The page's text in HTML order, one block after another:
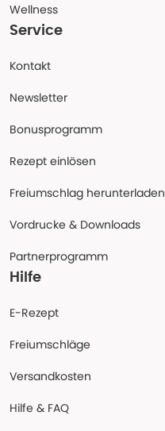
Wellness
Service
Kontakt
Newsletter
Bonusprogramm
Rezept einlösen
Freiumschlag herunterladen
Vordrucke & Downloads
Partnerprogramm
Hilfe
E-Rezept
Freiumschläge
Versandkosten
Hilfe & FAQ